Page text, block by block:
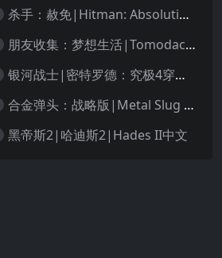
杀手：赦免|Hitman: Absolution汉化
朋友收集：梦想生活|Tomodachi Life: Living the Dream中文
银河战士|密特罗德：究极4穿越未知|Metroid Prime 4: Beyond中文
合金弹头：战略版|Metal Slug Tactics中文
黑帝斯2|哈迪斯2|Hades II中文